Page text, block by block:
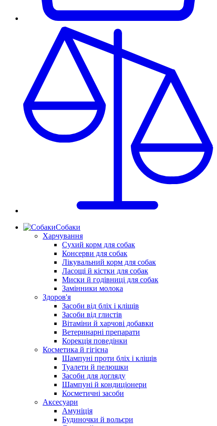
Собаки
Харчування
Сухий корм для собак
Консерви для собак
Лікувальний корм для собак
Ласощі й кістки для собак
Миски й годівниці для собак
Замінники молока
Здоров'я
Засоби від бліх і кліщів
Засоби від глистів
Вітаміни й харчові добавки
Ветеринарні препарати
Корекція поведінки
Косметика й гігієна
Шампуні проти бліх і кліщів
Туалети й пелюшки
Засоби для догляду
Шампуні й кондиціонери
Косметичні засоби
Аксесуари
Амуніція
Будиночки й вольєри